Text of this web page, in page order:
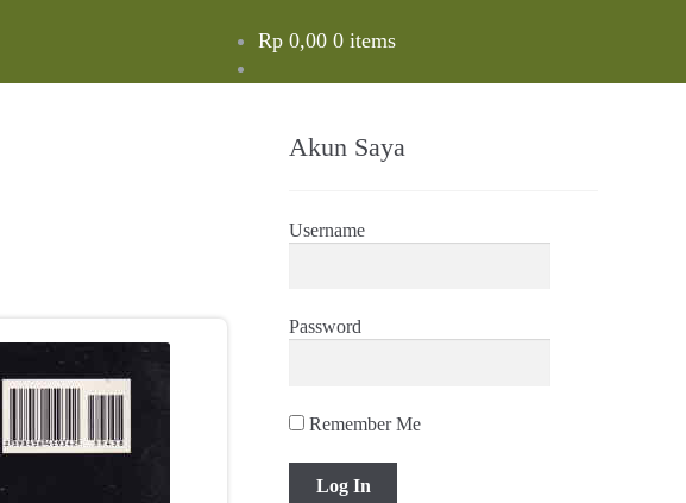
Rp0,00 0 items
Akun Saya
Username
Password
Remember Me